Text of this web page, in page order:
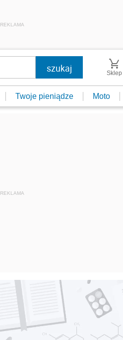
REKLAMA
Sklep
Twoje pieniądze Moto